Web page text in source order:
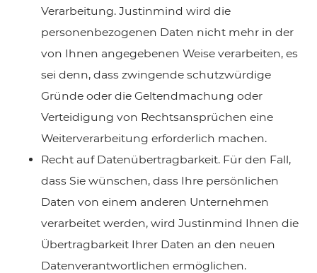
Verarbeitung. Justinmind wird die
personenbezogenen Daten nicht mehr in der
von Ihnen angegebenen Weise verarbeiten, es
sei denn, dass zwingende schutzwürdige
Gründe oder die Geltendmachung oder
Verteidigung von Rechtsansprüchen eine
Weiterverarbeitung erforderlich machen.
Recht auf Datenübertragbarkeit. Für den Fall,
dass Sie wünschen, dass Ihre persönlichen
Daten von einem anderen Unternehmen
verarbeitet werden, wird Justinmind Ihnen die
Übertragbarkeit Ihrer Daten an den neuen
Datenverantwortlichen ermöglichen.